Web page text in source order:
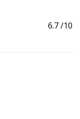
6.7/10